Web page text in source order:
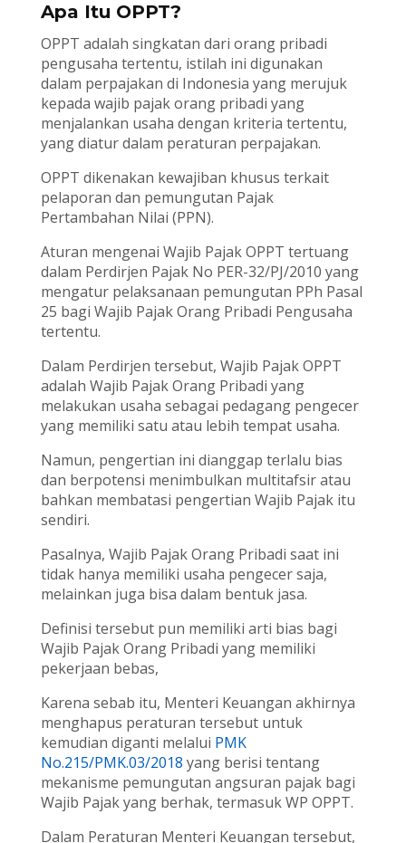
Apa Itu OPPT?
OPPT adalah singkatan dari orang pribadi
pengusaha tertentu, istilah ini digunakan
dalam perpajakan di Indonesia yang merujuk
kepada wajib pajak orang pribadi yang
menjalankan usaha dengan kriteria tertentu,
yang diatur dalam peraturan perpajakan.
OPPT dikenakan kewajiban khusus terkait
pelaporan dan pemungutan Pajak
Pertambahan Nilai (PPN).
Aturan mengenai Wajib Pajak OPPT tertuang
dalam Perdirjen Pajak No PER-32/PJ/2010 yang
mengatur pelaksanaan pemungutan PPh Pasal
25 bagi Wajib Pajak Orang Pribadi Pengusaha
tertentu.
Dalam Perdirjen tersebut, Wajib Pajak OPPT
adalah Wajib Pajak Orang Pribadi yang
melakukan usaha sebagai pedagang pengecer
yang memiliki satu atau lebih tempat usaha.
Namun, pengertian ini dianggap terlalu bias
dan berpotensi menimbulkan multitafsir atau
bahkan membatasi pengertian Wajib Pajak itu
sendiri.
Pasalnya, Wajib Pajak Orang Pribadi saat ini
tidak hanya memiliki usaha pengecer saja,
melainkan juga bisa dalam bentuk jasa.
Definisi tersebut pun memiliki arti bias bagi
Wajib Pajak Orang Pribadi yang memiliki
pekerjaan bebas,
Karena sebab itu, Menteri Keuangan akhirnya
menghapus peraturan tersebut untuk
kemudian diganti melalui PMK
No.215/PMK.03/2018 yang berisi tentang
mekanisme pemungutan angsuran pajak bagi
Wajib Pajak yang berhak, termasuk WP OPPT.
Dalam Peraturan Menteri Keuangan tersebut,